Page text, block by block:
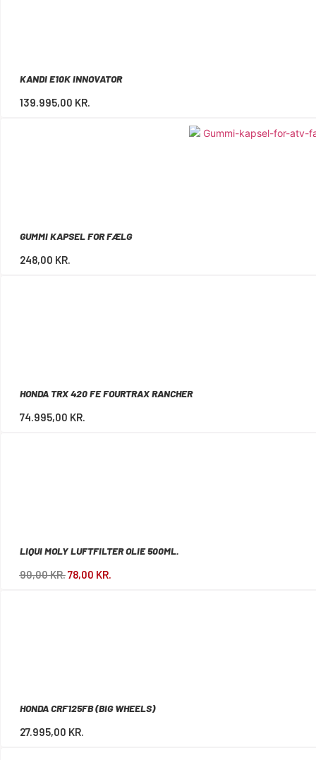
KANDI E10K INNOVATOR
139.995,00 KR.
GUMMI KAPSEL FOR FÆLG
248,00 KR.
HONDA TRX 420 FE FOURTRAX RANCHER
74.995,00 KR.
LIQUI MOLY LUFTFILTER OLIE 500ML.
90,00KR.78,00 KR.
HONDA CRF125FB (BIG WHEELS)
27.995,00 KR.